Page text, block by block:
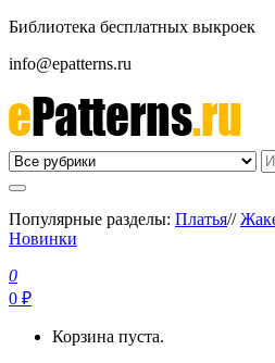
Библиотека бесплатных выкроек
info@epatterns.ru
Бесплатные выкройки скачать
Бесплатные выкройки
Популярные разделы: Платья//
Новинки
0
0 ₽
Корзина пуста.